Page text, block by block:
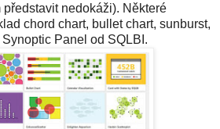
nedokáži). Některé
chord chart, bullet chart, sunburst,
Panel od SQLBI.